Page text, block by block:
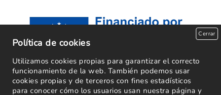
Cerrar
Política de cookies
Utilizamos cookies propias para garantizar el correcto
funcionamiento de la web. También podemos usar
cookies propias y de terceros con fines estadísticos
para conocer cómo los usuarios usan nuestra página y